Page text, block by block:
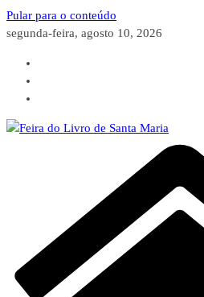
Pular para o conteúdo
segunda-feira, agosto 10, 2026